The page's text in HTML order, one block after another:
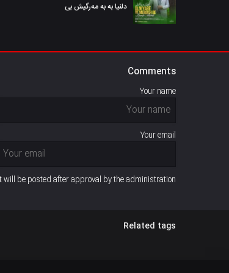
دلنیا بە بە مەرگیش بی
Comments
Your name
Your email
will be posted after approval by the administration
Related tags